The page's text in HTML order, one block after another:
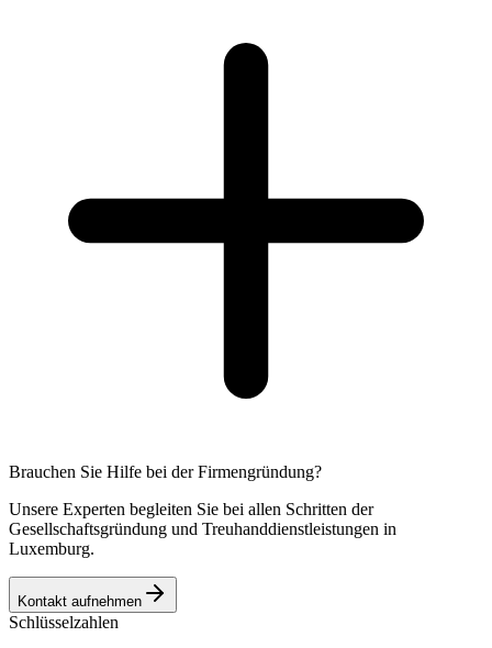
Brauchen Sie Hilfe bei der Firmengründung?
Unsere Experten begleiten Sie bei allen Schritten der
Gesellschaftsgründung und Treuhanddienstleistungen in
Luxemburg.
Kontakt aufnehmen
Schlüsselzahlen